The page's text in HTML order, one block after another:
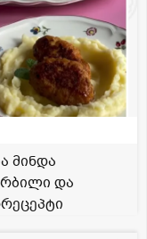
მინდა
და